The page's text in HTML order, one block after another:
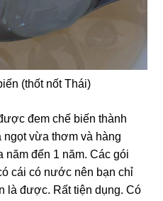
(thốt nốt Thái)
đem chế biến thành
ngọt vừa thơm và hàng
năm đến 1 năm. Các gói
cái có nước nên bạn chỉ
là được. Rất tiện dụng. Có